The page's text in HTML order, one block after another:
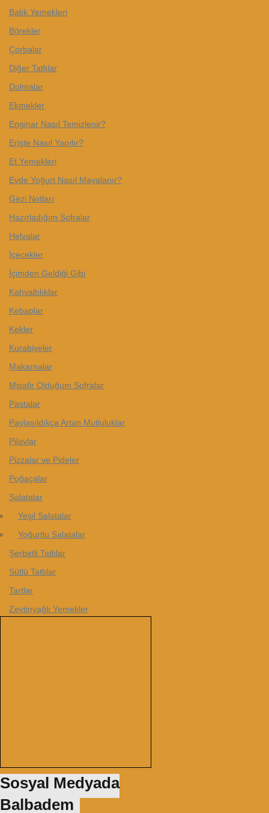
Balık Yemekleri
Börekler
Çorbalar
Diğer Tatlılar
Dolmalar
Ekmekler
Enginar Nasıl Temizlenir?
Erişte Nasıl Yapılır?
Et Yemekleri
Evde Yoğurt Nasıl Mayalanır?
Gezi Notları
Hazırladığım Sofralar
Helvalar
İçecekler
İçimden Geldiği Gibi
Kahvaltılıklar
Kebaplar
Kekler
Kurabiyeler
Makarnalar
Misafir Olduğum Sofralar
Pastalar
Paylaşıldıkça Artan Mutluluklar
Pilavlar
Pizzalar ve Pideler
Poğaçalar
Salatalar
Yeşil Salatalar
Yoğurtlu Salatalar
Şerbetli Tatlılar
Sütlü Tatlılar
Tartlar
Zeytinyağlı Yemekler
Sosyal Medyada
Balbadem